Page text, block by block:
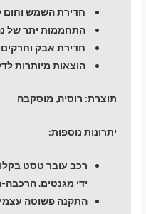
חדירת השמש וחום
התחממות יתר של
חדירת אבק
הוצאות מיותרות
תוצרת: רוסיה, מוסקבה
יתרונות נוספות:
רכב עובר טסט
ידי מגנטים. הרכבה-
התקנה פשוטה